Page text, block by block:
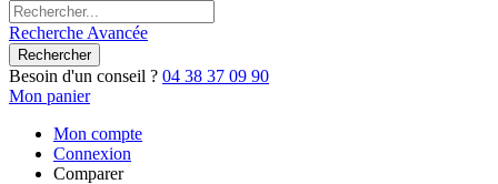
Recherche Avancée
Rechercher
Besoin d'un conseil ? 04 38 37 09 90
Mon panier
Mon compte
Connexion
Comparer